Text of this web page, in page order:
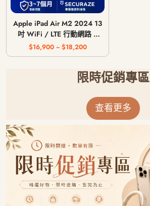
Apple iPad Air M2 2024 13
吋 WiFi / LTE 行動網路 /
128G 256G 512G 1T
$16,900 ~ $18,200
限時促銷專區
查看更多